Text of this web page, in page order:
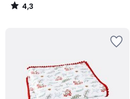
4,3
/